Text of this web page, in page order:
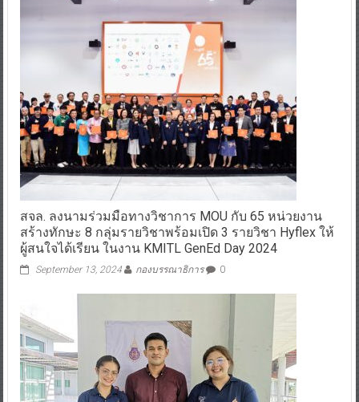
สจล. ลงนามร่วมมือทางวิชาการ MOU กับ 65 หน่วยงาน
สร้างทักษะ 8 กลุ่มรายวิชาพร้อมเปิด 3 รายวิชา Hyflex ให้
ผู้สนใจได้เรียน ในงาน KMITL GenEd Day 2024
September 13, 2024 กองบรรณาธิการ 0